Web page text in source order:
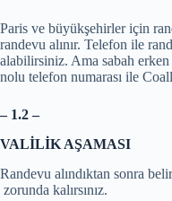
Paris ve büyükşehirler için
randevu alınır. Telefon ile
alabilirsiniz. Ama sabah erken
nolu telefon numarası ile
– 1.2 –
VALİLİK AŞAMASI
Randevu alındıktan sonra
zorunda kalırsınız.